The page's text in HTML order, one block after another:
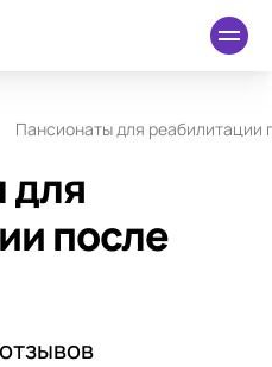
Пансионаты для реабилитации
для
после
отзывов